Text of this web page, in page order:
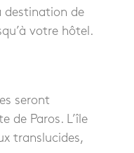
destination de
votre hôtel.
seront
de Paros. L’île
translucides,